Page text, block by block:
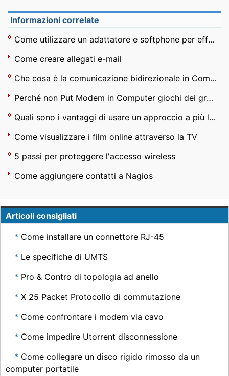
Informazioni correlate
Come utilizzare un adattatore e softphone per effettuare chiamate Gizmo
Come creare allegati e-mail
Che cosa è la comunicazione bidirezionale in Computer
Perché non Put Modem in Computer giochi dei grandi
Quali sono i vantaggi di usare un approccio a più livelli di Networking
Come visualizzare i film online attraverso la TV
5 passi per proteggere l'accesso wireless
Come aggiungere contatti a Nagios
Articoli consigliati
Come installare un connettore RJ-45
Le specifiche di UMTS
Pro & Contro di topologia ad anello
X 25 Packet Protocollo di commutazione
Come confrontare i modem via cavo
Come impedire Utorrent disconnessione
Come collegare un disco rigido rimosso da un
computer portatile